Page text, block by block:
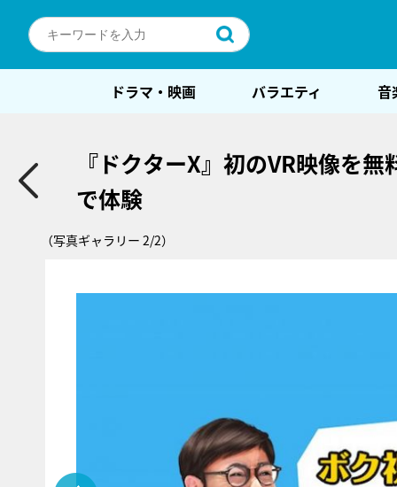
ドラマ・映画 バラエティ 音
『ドクターX』初のVR映像を
で体験
（写真ギャラリー 2/2）